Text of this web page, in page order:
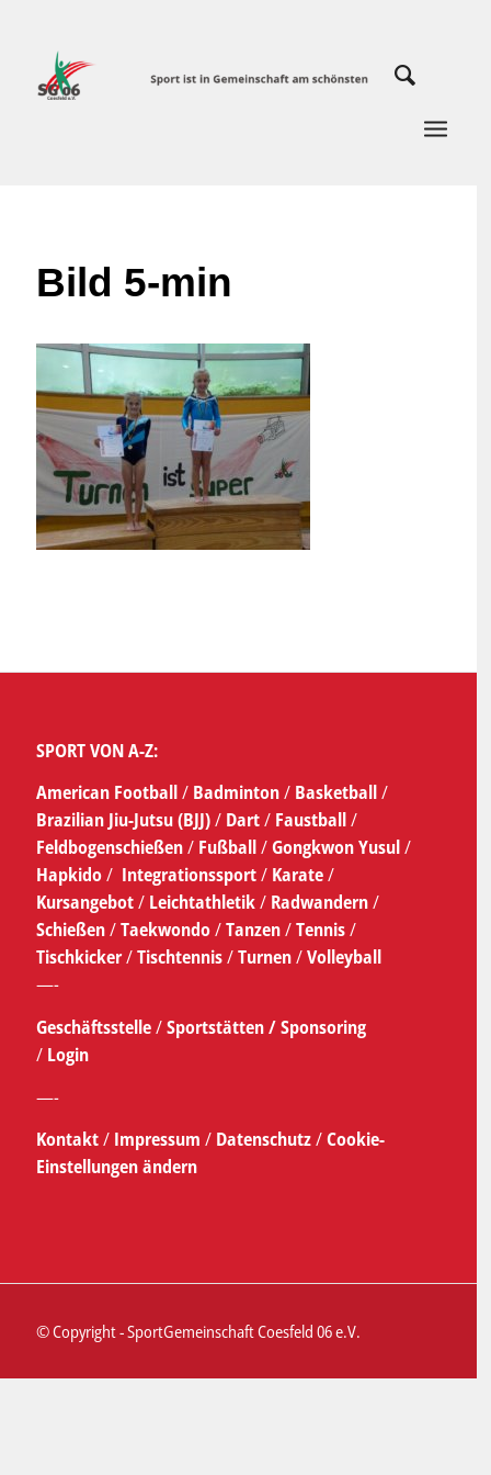
Bild 5-min
SPORT VON A-Z:
American Football/ Badminton/ Basketball/
Brazilian Jiu-Jutsu (BJJ)/ Dart/ Faustball/
Feldbogenschießen/ Fußball/Gongkwon Yusul/
Hapkido/ Integrationssport/ Karate/
Kursangebot/Leichtathletik/ Radwandern/
Schießen/Taekwondo/Tanzen/Tennis/
Tischkicker/Tischtennis/Turnen/Volleyball
—-
Geschäftsstelle/Sportstätten /Sponsoring
/ Login
—-
Kontakt/ Impressum / Datenschutz/Cookie-
Einstellungen ändern
© Copyright - SportGemeinschaft Coesfeld 06 e.V.